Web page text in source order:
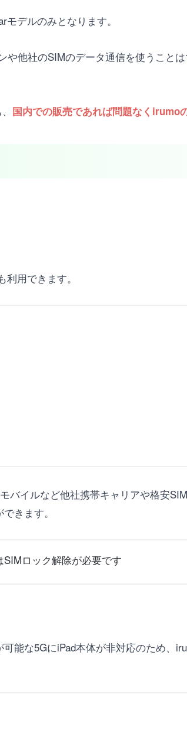
デルのみとなります。
他社のSIMのデータ通信を使うこと
国内での販売であれば問題なくirumo
用できます。
バイルなど他社携帯キャリアや格安
きます。
ロック解除が必要です
能な5GにiPad本体が非対応のため、